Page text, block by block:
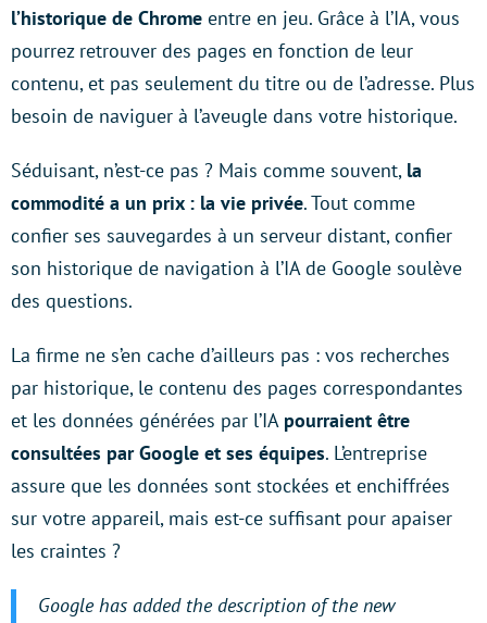
l’historique de Chrome entre en jeu. Grâce à l’IA, vous
pourrez retrouver des pages en fonction de leur
contenu, et pas seulement du titre ou de l’adresse. Plus
besoin de naviguer à l’aveugle dans votre historique.
Séduisant, n’est-ce pas ? Mais comme souvent, la
commodité a un prix : la vie privée. Tout comme
confier ses sauvegardes à un serveur distant, confier
son historique de navigation à l’IA de Google soulève
des questions.
La firme ne s’en cache d’ailleurs pas : vos recherches
par historique, le contenu des pages correspondantes
et les données générées par l’IA pourraient être
consultées par Google et ses équipes. L’entreprise
assure que les données sont stockées et enchiffrées
sur votre appareil, mais est-ce suffisant pour apaiser
les craintes ?
Google has added the description of the new